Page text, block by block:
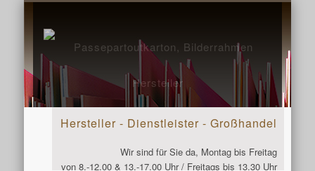
Hersteller - Dienstleister - Großhandel
Wir sind für Sie da, Montag bis Freitag
von 8.-12.00 & 13.-17.00 Uhr / Freitags bis 13.30 Uhr